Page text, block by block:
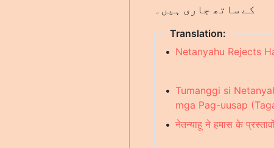
کے ساتھ جاری ہیں۔
Translation:
• Netanyahu Rejects
• Tumanggi si
mga Pag-uusap
• नेतन्याहू ने हमास के